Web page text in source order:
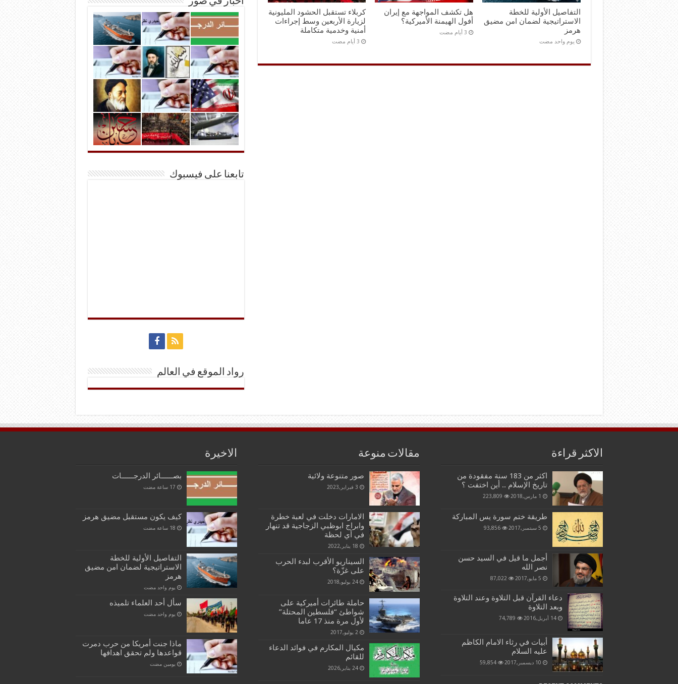
التفاصيل الأولية للخطة
الاستراتيجية لضمان امن مضيق
هرمز
‏يوم واحد مضت
هل تكشف المواجهة مع إيران
أفول الهيمنة الأميركية؟
كربلاء تستقبل الحشود المليونية
لزيارة الأربعين وسط إجراءات
أمنية وخدمية متكاملة
تابعنا على فيسبوك
رواد الموقع في العالم
الاكثر قراءة
اكثر من 183 سنة مفقودة من
تاريخ الإسلام .. أين اختفت ؟
1 مارس,2018 223,809
طريقة ختم سورة يس المباركة
5 سبتمبر,2017 93,856
أجمل ما قيل في السيد حسن
نصر الله
5 مايو,2017 87,022
دعاء القرآن قبل التلاوة وعند التلاوة
وبعد التلاوة
14 أبريل,2016 74,789
أبيات في رثاء الامام الكاظم
عليه السلام
10 ديسمبر,2017 59,854
مقالات منوعة
صور متنوعة ولائية
3 فبراير,2023
الامارات دخلت في لعبة خطرة
وابراج ابوظبي الزجاجية قد تنهار
في أي لحظة
18 يناير,2022
السيناريو الأقرب لبدء الحرب
على غزّة؟
24 يوليو,2018
حاملة طائرات أميركية على
شواطئ “فلسطين المحتلة”
لأول مرة منذ 17 عاما
2 يوليو,2017
مكيال المكارم في فوائد الدعاء
للقائم
24 يناير,2026
الاخيرة
بصــــــائر الدرجــــــات
كيف يكون مستقبل مضيق هرمز
التفاصيل الأولية للخطة
الاستراتيجية لضمان امن مضيق
هرمز
‏يوم واحد مضت
سأل أحد العلماء تلميذه
‏يوم واحد مضت
ماذا جنت أمريكا من حرب دمرت
قواعدها ولم تحقق اهدافها
‏يومين مضت